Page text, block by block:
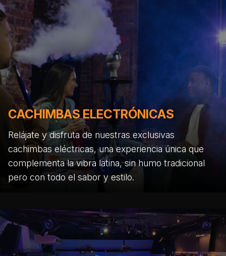
CACHIMBAS ELECTRÓNICAS
Relájate y disfruta de nuestras exclusivas
cachimbas eléctricas, una experiencia única que
complementa la vibra latina, sin humo tradicional
pero con todo el sabor y estilo.